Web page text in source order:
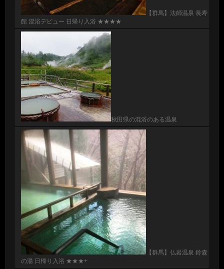
【群馬】法師温泉 長寿
館 混浴デビュー 日帰り入浴 ★★★★
秋田県の混浴のある温泉
【群馬】仏岩温泉 鈴森
の湯 日帰り入浴 ★★★+